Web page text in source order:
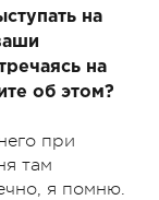
на
на
об этом?
при
там
я помню.